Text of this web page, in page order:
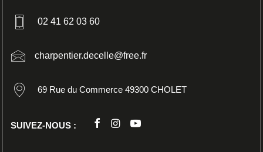
02 41 62 03 60
charpentier.decelle@free.fr
69 Rue du Commerce 49300 CHOLET
SUIVEZ-NOUS :